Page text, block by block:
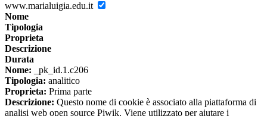
www.marialuigia.edu.it
Nome
Tipologia
Proprieta
Descrizione
Durata
Nome: _pk_id.1.c206
Tipologia: analitico
Proprieta: Prima parte
Descrizione: Questo nome di cookie è associato alla piattaforma di
analisi web open source Piwik. Viene utilizzato per aiutare i